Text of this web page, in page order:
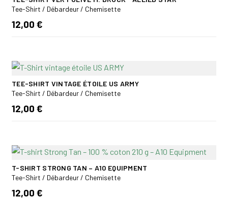
Tee-Shirt / Débardeur / Chemisette
12,00 €
TEE-SHIRT VINTAGE ÉTOILE US ARMY
Tee-Shirt / Débardeur / Chemisette
12,00 €
T-SHIRT STRONG TAN – A10 EQUIPMENT
Tee-Shirt / Débardeur / Chemisette
12,00 €